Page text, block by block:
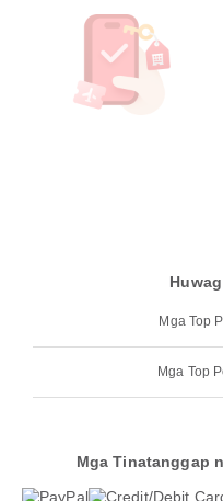
Mga Top
Mga Top
Mga Tinatanggap